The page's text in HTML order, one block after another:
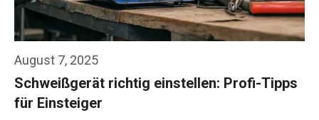
August 7, 2025
Schweißgerät richtig einstellen: Profi-Tipps
für Einsteiger